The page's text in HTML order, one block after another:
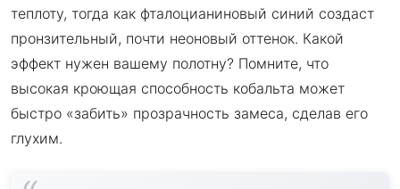
теплоту, тогда как фталоцианиновый синий создаст
пронзительный, почти неоновый оттенок. Какой
эффект нужен вашему полотну? Помните, что
высокая кроющая способность кобальта может
быстро «забить» прозрачность замеса, сделав его
глухим.